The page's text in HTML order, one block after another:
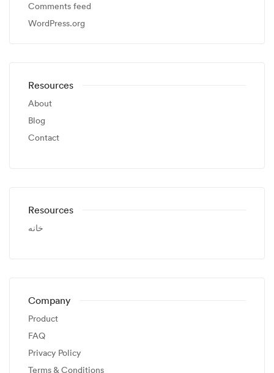
Comments feed
WordPress.org
Resources
About
Blog
Contact
Resources
خانه
Company
Product
FAQ
Privacy Policy
Terms & Conditions